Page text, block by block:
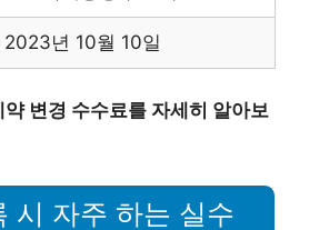
2023년 10월 10일
변경 수수료를 자세히 알아보
시 자주 하는 실수